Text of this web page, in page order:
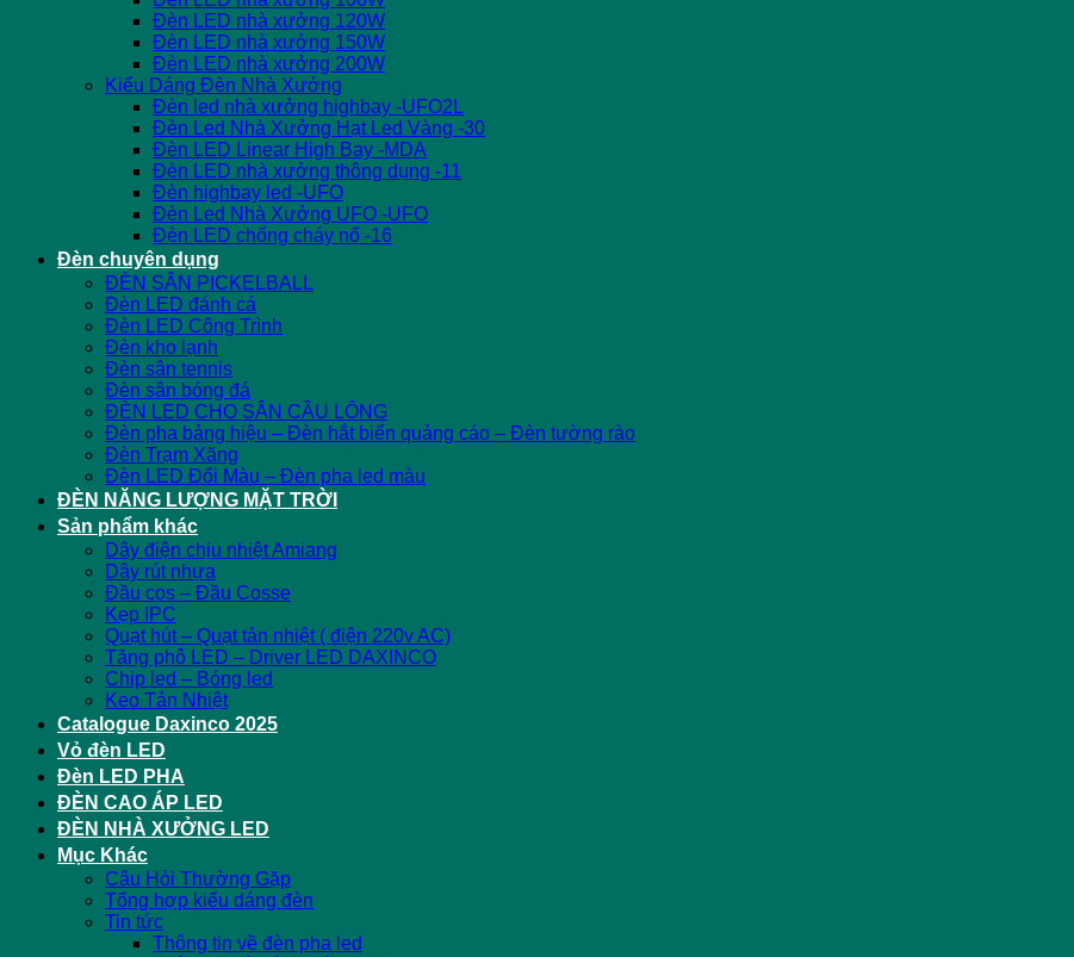
Đèn LED nhà xưởng 120W
Đèn LED nhà xưởng 150W
Đèn LED nhà xưởng 200W
Kiểu Dáng Đèn Nhà Xưởng
Đèn led nhà xưởng highbay -UFO2L
Đèn Led Nhà Xưởng Hạt Led Vàng -30
Đèn LED Linear High Bay -MDA
Đèn LED nhà xưởng thông dụng -11
Đèn highbay led -UFO
Đèn Led Nhà Xưởng UFO -UFO
Đèn LED chống cháy nổ -16
Đèn chuyên dụng
ĐÈN SÂN PICKELBALL
Đèn LED đánh cá
Đèn LED Công Trình
Đèn kho lạnh
Đèn sân tennis
Đèn sân bóng đá
ĐÈN LED CHO SÂN CẦU LÔNG
Đèn pha bảng hiệu – Đèn hắt biển quảng cáo – Đèn tường rào
Đèn Trạm Xăng
Đèn LED Đổi Màu – Đèn pha led màu
ĐÈN NĂNG LƯỢNG MẶT TRỜI
Sản phẩm khác
Dây điện chịu nhiệt Amiang
Dây rút nhựa
Đầu cos – Đầu Cosse
Kẹp IPC
Quạt hút – Quạt tản nhiệt ( điện 220v AC)
Tăng phô LED – Driver LED DAXINCO
Chip led – Bóng led
Keo Tản Nhiệt
Catalogue Daxinco 2025
Vỏ đèn LED
Đèn LED PHA
ĐÈN CAO ÁP LED
ĐÈN NHÀ XƯỞNG LED
Mục Khác
Câu Hỏi Thường Gặp
Tổng hợp kiểu dáng đèn
Tin tức
Thông tin về đèn pha led